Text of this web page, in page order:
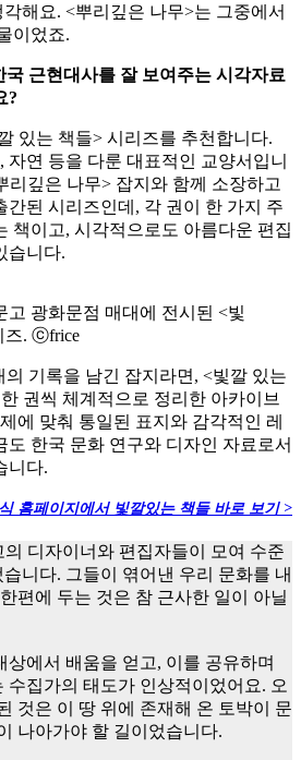
해요. <뿌리깊은 나무>는 그중에서
이었죠.
근현대사를 잘 보여주는 시각자료
?
있는 책들> 시리즈를 추천합니다.
자연 등을 다룬 대표적인 교양서입니
리깊은 나무> 잡지와 함께 소장하고
간된 시리즈인데, 각 권이 한 가지 주
책이고, 시각적으로도 아름다운 편집
습니다.
고 광화문점 매대에 전시된 <빛
즈. ⓒfrice
기록을 남긴 잡지라면, <빛깔 있는
권씩 체계적으로 정리한 아카이브
에 맞춰 통일된 표지와 감각적인 레
도 한국 문화 연구와 디자인 자료로서
니다.
홈페이지에서 빛깔있는 책들 바로 보기 >
디자이너와 편집자들이 모여 수준
니다. 그들이 엮어낸 우리 문화를 내
편에 두는 것은 참 근사한 일이 아닐
상에서 배움을 얻고, 이를 공유하며
수집가의 태도가 인상적이었어요. 오
것은 이 땅 위에 존재해 온 토박이 문
나아가야 할 길이었습니다.